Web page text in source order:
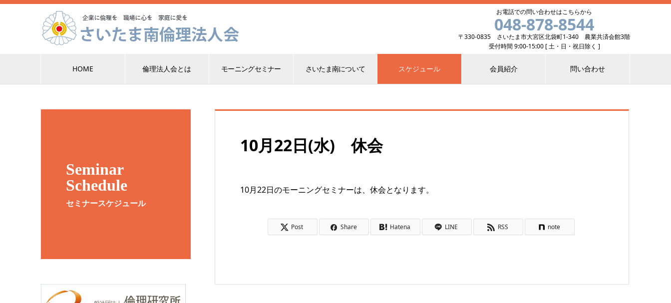
お電話での問い合わせはこちらから
048-878-8544
〒330-0835 さいたま市大宮区北袋町1-340 農業共済会館3階
受付時間 9:00-15:00 [ 土・日・祝日除く ]
HOME 倫理法人会とは モーニングセミナー さいたま南について スケジュール 会員紹介 問い合わせ
Seminar
Schedule
セミナースケジュール
10月22日(水) 休会
10月22日のモーニングセミナーは、休会となります。
Post Share Hatena LINE RSS note